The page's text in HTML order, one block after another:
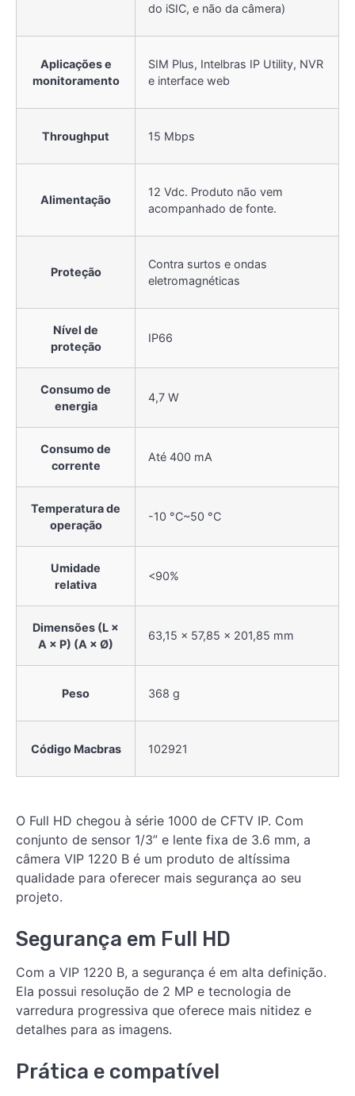
do iSIC, e não da câmera)
Aplicações e
monitoramento
SIM Plus, Intelbras IP Utility, NVR
e interface web
Throughput 15 Mbps
Alimentação
12 Vdc. Produto não vem
acompanhado de fonte.
Proteção
Contra surtos e ondas
eletromagnéticas
Nível de
proteção
IP66
Consumo de
energia
4,7 W
Consumo de
corrente
Até 400 mA
Temperatura de
operação
-10 °C~50 °C
Umidade
relativa
<90%
Dimensões (L ×
A × P) (A × Ø)
63,15 × 57,85 × 201,85 mm
Peso 368 g
Código Macbras 102921
O Full HD chegou à série 1000 de CFTV IP. Com
conjunto de sensor 1/3” e lente fixa de 3.6 mm, a
câmera VIP 1220 B é um produto de altíssima
qualidade para oferecer mais segurança ao seu
projeto.
Segurança em Full HD
Com a VIP 1220 B, a segurança é em alta definição.
Ela possui resolução de 2 MP e tecnologia de
varredura progressiva que oferece mais nitidez e
detalhes para as imagens.
Prática e compatível